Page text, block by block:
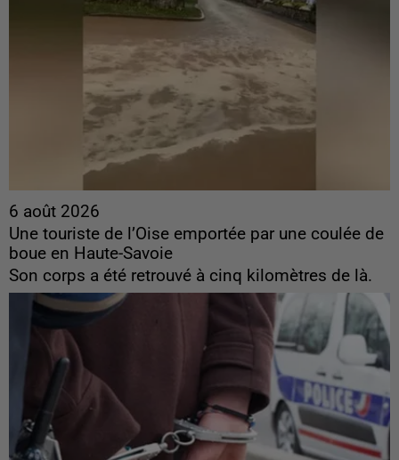
6 août 2026
Une touriste de l’Oise emportée par une coulée de
boue en Haute-Savoie
Son corps a été retrouvé à cinq kilomètres de là.